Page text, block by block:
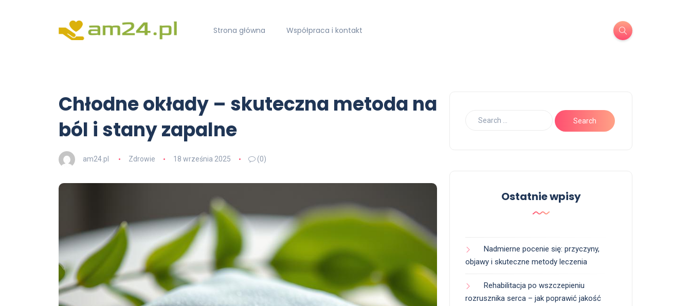
Strona główna Współpraca i kontakt
Chłodne okłady – skuteczna metoda na
ból i stany zapalne
am24.pl Zdrowie 18 września 2025 (0)
Ostatnie wpisy
Nadmierne pocenie się: przyczyny,
objawy i skuteczne metody leczenia
Rehabilitacja po wszczepieniu
rozrusznika serca – jak poprawić jakość